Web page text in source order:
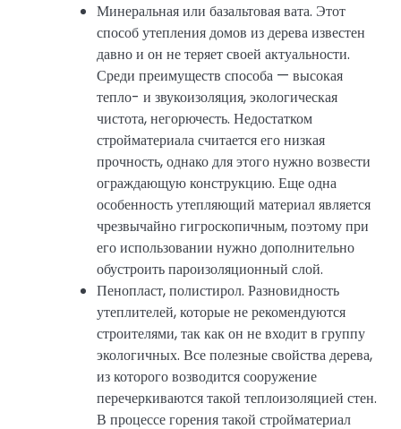
Минеральная или базальтовая вата. Этот
способ утепления домов из дерева известен
давно и он не теряет своей актуальности.
Среди преимуществ способа — высокая
тепло- и звукоизоляция, экологическая
чистота, негорючесть. Недостатком
стройматериала считается его низкая
прочность, однако для этого нужно возвести
ограждающую конструкцию. Еще одна
особенность утепляющий материал является
чрезвычайно гигроскопичным, поэтому при
его использовании нужно дополнительно
обустроить пароизоляционный слой.
Пенопласт, полистирол. Разновидность
утеплителей, которые не рекомендуются
строителями, так как он не входит в группу
экологичных. Все полезные свойства дерева,
из которого возводится сооружение
перечеркиваются такой теплоизоляцией стен.
В процессе горения такой стройматериал